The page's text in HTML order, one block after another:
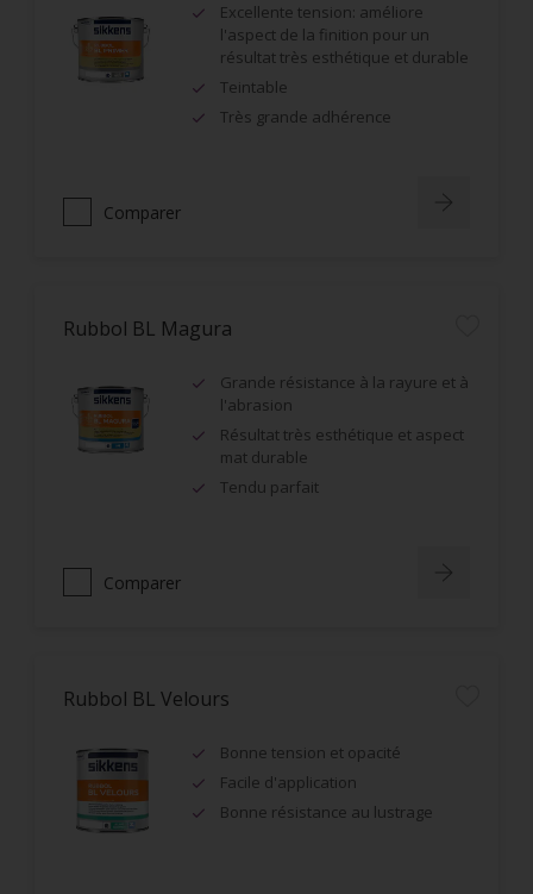
Excellente tension: améliore
l'aspect de la finition pour un
résultat très esthétique et durable
Teintable
Très grande adhérence
Comparer
Rubbol BL Magura
Grande résistance à la rayure et à
l'abrasion
Résultat très esthétique et aspect
mat durable
Tendu parfait
Comparer
Rubbol BL Velours
Bonne tension et opacité
Facile d'application
Bonne résistance au lustrage